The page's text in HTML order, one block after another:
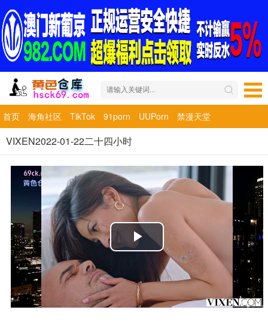
首页 海角社区 TikTok 91porn UUPorn 禁漫天堂
VIXEN2022-01-22二十四小时